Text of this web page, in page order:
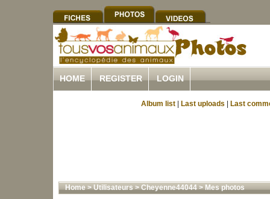
HOME REGISTER LOGIN
Album list Last uploads Last
Home>Utilisateurs>Cheyenne44044>Mes photos